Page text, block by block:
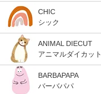
CHIC
シック
ANIMAL DIECUT
アニマルダイカット
BARBAPAPA
バーバパパ